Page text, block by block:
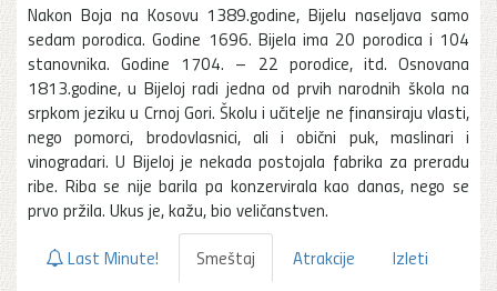
Nakon Boja na Kosovu 1389.godine, Bijelu naseljava samo
sedam porodica. Godine 1696. Bijela ima 20 porodica i 104
stanovnika. Godine 1704. – 22 porodice, itd. Osnovana
1813.godine, u Bijeloj radi jedna od prvih narodnih škola na
srpkom jeziku u Crnoj Gori. Školu i učitelje ne finansiraju vlasti,
nego pomorci, brodovlasnici, ali i obični puk, maslinari i
vinogradari. U Bijeloj je nekada postojala fabrika za preradu
ribe. Riba se nije barila pa konzervirala kao danas, nego se
prvo pržila. Ukus je, kažu, bio veličanstven.
Last Minute!
Smeštaj Atrakcije
Izleti